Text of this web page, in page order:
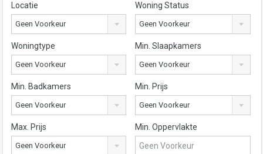
Locatie
Geen Voorkeur
Woning Status
Geen Voorkeur
Woningtype
Geen Voorkeur
Min. Slaapkamers
Geen Voorkeur
Min. Badkamers
Geen Voorkeur
Min. Prijs
Geen Voorkeur
Max. Prijs
Geen Voorkeur
Min. Oppervlakte